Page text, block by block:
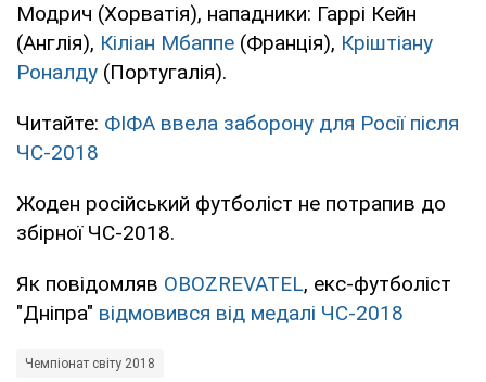
Модрич (Хорватія), нападники: Гаррі Кейн
(Англія), Кіліан Мбаппе (Франція), Кріштіану
Роналду (Португалія).
Читайте: ФІФА ввела заборону для Росії після
ЧС-2018
Жоден російський футболіст не потрапив до
збірної ЧС-2018.
Як повідомляв OBOZREVATEL, екс-футболіст
"Дніпра" відмовився від медалі ЧС-2018
Чемпіонат світу 2018